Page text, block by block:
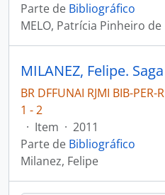
Parte de Bibliográfico
MELO, Patrícia Pinheiro de
BR DFFUNAI RJMI BIB-
1 - 2
· Item · 2011
Parte de Bibliográfico
Milanez, Felipe